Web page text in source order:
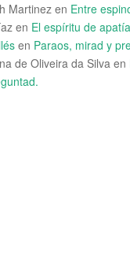
Martinez en Entre
en El espíritu de
en Paraos, mirad y
de Oliveira da Silva en